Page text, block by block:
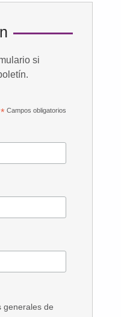
si
* Campos obligatorios
generales de